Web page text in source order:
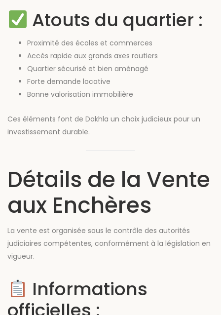
Atouts du quartier :
Proximité des écoles et commerces
Accès rapide aux grands axes routiers
Quartier sécurisé et bien aménagé
Forte demande locative
Bonne valorisation immobilière
Ces éléments font de Dakhla un choix judicieux pour un
investissement durable.
Détails de la Vente
aux Enchères
La vente est organisée sous le contrôle des autorités
judiciaires compétentes, conformément à la législation en
vigueur.
Informations